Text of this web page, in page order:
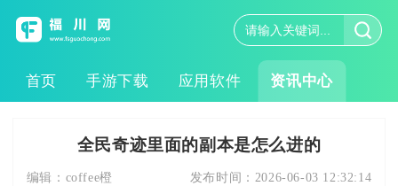
首页 手游下载 应用软件 资讯中心
全民奇迹里面的副本是怎么进的
编辑： coffee橙 发布时间： 2026-06-03 12:32:14